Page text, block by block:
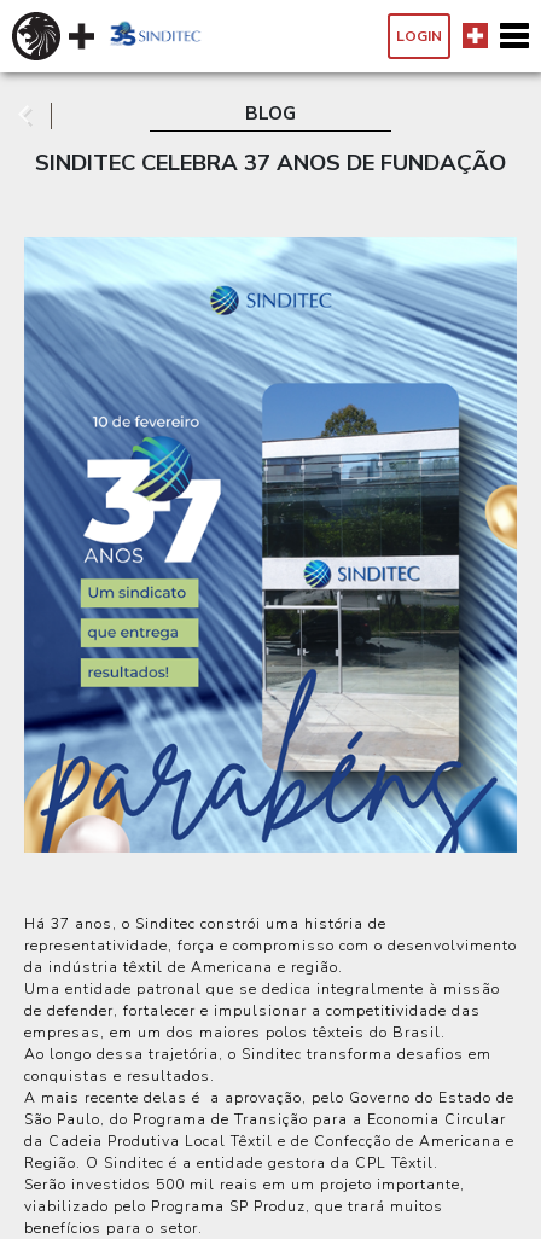
LOGIN
BLOG
SINDITEC CELEBRA 37 ANOS DE FUNDAÇÃO
Há 37 anos, o Sinditec constrói uma história de
representatividade, força e compromisso com o desenvolvimento
da indústria têxtil de Americana e região.
Uma entidade patronal que se dedica integralmente à missão
de defender, fortalecer e impulsionar a competitividade das
empresas, em um dos maiores polos têxteis do Brasil.
Ao longo dessa trajetória, o Sinditec transforma desafios em
conquistas e resultados.
A mais recente delas é a aprovação, pelo Governo do Estado de
São Paulo, do Programa de Transição para a Economia Circular
da Cadeia Produtiva Local Têxtil e de Confecção de Americana e
Região. O Sinditec é a entidade gestora da CPL Têxtil.
Serão investidos 500 mil reais em um projeto importante,
viabilizado pelo Programa SP Produz, que trará muitos
benefícios para o setor.